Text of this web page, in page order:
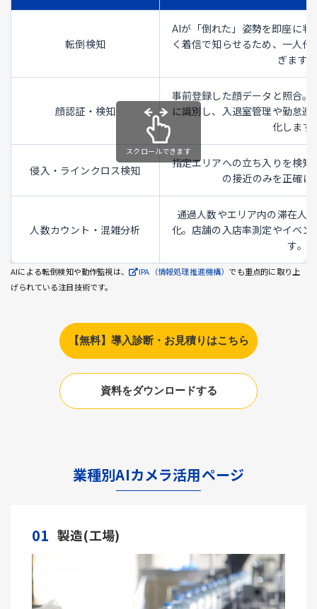
転倒検知
AIが「倒れた」姿勢を即座に判
く着信で知らせるため、一人
ぎます。
顔認証・検知
事前登録した顔データと照合
に識別し、入退室管理や勤怠
化します
侵入・ラインクロス検知
指定エリアへの立ち入りを検
の接近のみを正確に
人数カウント・混雑分析
通過人数やエリア内の滞在人
化。店舗の入店率測定やイベ
す。
AIによる転倒検知や動作監視は、 IPA（情報処理推進機構） でも重点的に取り上
げられている注目技術です。
【無料】導入診断・お見積りはこちら
資料をダウンロードする
業種別AIカメラ活用ページ
01 製造(工場)